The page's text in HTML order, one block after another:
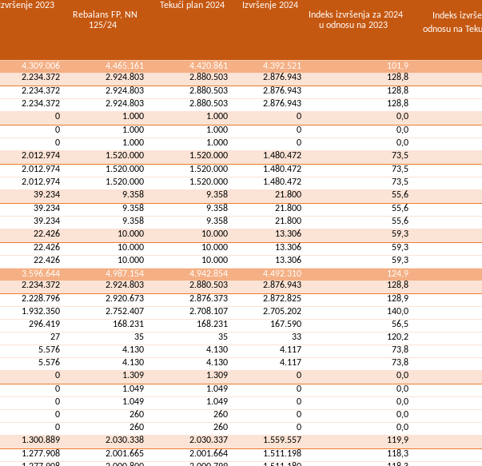
Izvršenje 2023
Rebalans FP, NN
125/24
Tekući plan 2024
Izvršenje 2024
Indeks izvršenja za 2024
u odnosu na 2023
Indeks
odnosu na
4.309.006 4.465.161 4.420.861 4.392.521 101,9
2.234.372 2.924.803 2.880.503 2.876.943 128,8
2.234.372 2.924.803 2.880.503 2.876.943 128,8
2.234.372 2.924.803 2.880.503 2.876.943 128,8
0 1.000 1.000 0 0,0
0 1.000 1.000 0 0,0
0 1.000 1.000 0 0,0
2.012.974 1.520.000 1.520.000 1.480.472 73,5
2.012.974 1.520.000 1.520.000 1.480.472 73,5
2.012.974 1.520.000 1.520.000 1.480.472 73,5
39.234 9.358 9.358 21.800 55,6
39.234 9.358 9.358 21.800 55,6
39.234 9.358 9.358 21.800 55,6
22.426 10.000 10.000 13.306 59,3
22.426 10.000 10.000 13.306 59,3
22.426 10.000 10.000 13.306 59,3
3.596.644 4.987.154 4.942.854 4.492.310 124,9
2.234.372 2.924.803 2.880.503 2.876.943 128,8
2.228.796 2.920.673 2.876.373 2.872.825 128,9
1.932.350 2.752.407 2.708.107 2.705.202 140,0
296.419 168.231 168.231 167.590 56,5
27 35 35 33 120,2
5.576 4.130 4.130 4.117 73,8
5.576 4.130 4.130 4.117 73,8
0 1.309 1.309 0 0,0
0 1.049 1.049 0 0,0
0 1.049 1.049 0 0,0
0 260 260 0 0,0
0 260 260 0 0,0
1.300.889 2.030.338 2.030.337 1.559.557 119,9
1.277.908 2.001.665 2.001.664 1.511.198 118,3